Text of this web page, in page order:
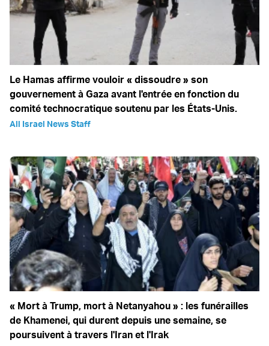
Le Hamas affirme vouloir « dissoudre » son
gouvernement à Gaza avant l'entrée en fonction du
comité technocratique soutenu par les États-Unis.
All Israel News Staff
« Mort à Trump, mort à Netanyahou » : les funérailles
de Khamenei, qui durent depuis une semaine, se
poursuivent à travers l'Iran et l'Irak